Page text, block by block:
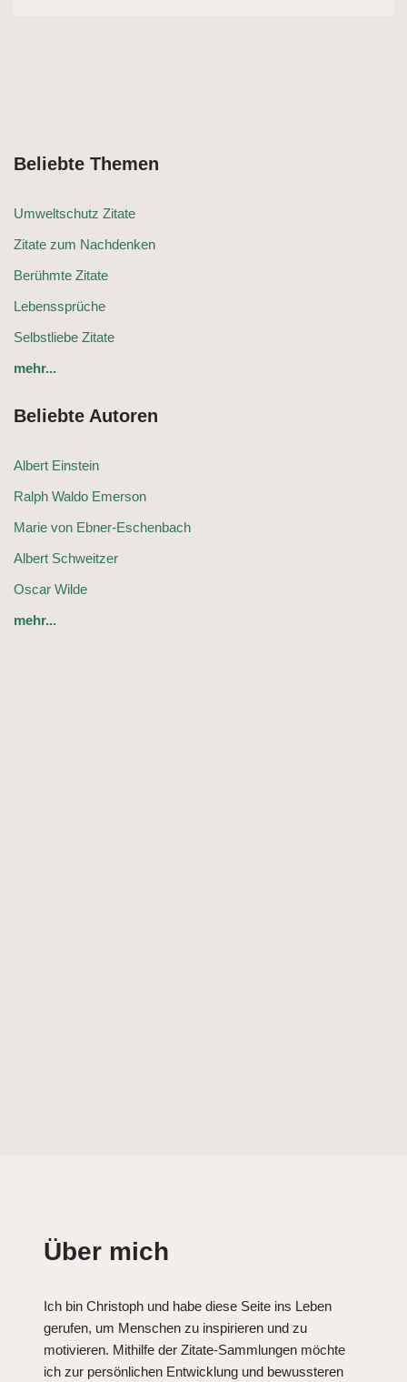
Beliebte Themen
Umweltschutz Zitate
Zitate zum Nachdenken
Berühmte Zitate
Lebenssprüche
Selbstliebe Zitate
mehr...
Beliebte Autoren
Albert Einstein
Ralph Waldo Emerson
Marie von Ebner-Eschenbach
Albert Schweitzer
Oscar Wilde
mehr...
Über mich
Ich bin Christoph und habe diese Seite ins Leben
gerufen, um Menschen zu inspirieren und zu
motivieren. Mithilfe der Zitate-Sammlungen möchte
ich zur persönlichen Entwicklung und bewussteren